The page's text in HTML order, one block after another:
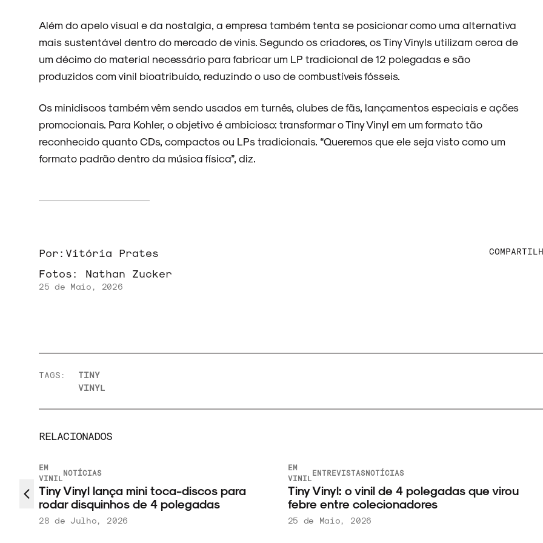
Além do apelo visual e da nostalgia, a empresa também tenta se posicionar como uma alternativa
mais sustentável dentro do mercado de vinis. Segundo os criadores, os Tiny Vinyls utilizam cerca de
um décimo do material necessário para fabricar um LP tradicional de 12 polegadas e são
produzidos com vinil bioatribuído, reduzindo o uso de combustíveis fósseis.
Os minidiscos também vêm sendo usados em turnês, clubes de fãs, lançamentos especiais e ações
promocionais. Para Kohler, o objetivo é ambicioso: transformar o Tiny Vinyl em um formato tão
reconhecido quanto CDs, compactos ou LPs tradicionais. “Queremos que ele seja visto como um
formato padrão dentro da música física”, diz.
Por: Vitória Prates
Fotos: Nathan Zucker
25 de Maio, 2026
TAGS:
TINY
VINYL
RELACIONADOS
EM
VINIL
NOTÍCIAS
Tiny Vinyl lança mini toca-discos para
rodar disquinhos de 4 polegadas
28 de Julho, 2026
EM
VINIL
ENTREVISTASNOTÍCIAS
Tiny Vinyl: o vinil de 4 polegadas que virou
febre entre colecionadores
25 de Maio, 2026